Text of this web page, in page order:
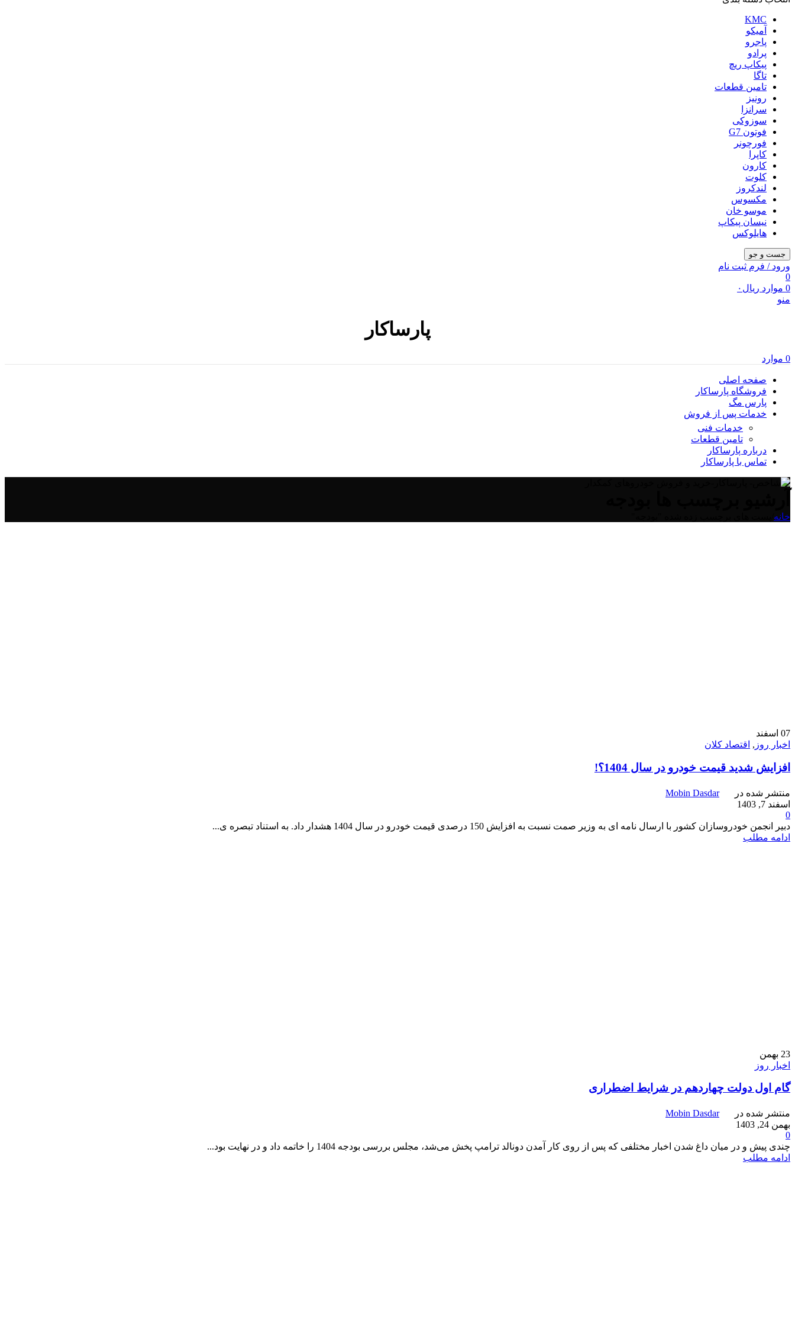
KMC
آمیکو
پاجرو
پرادو
پیکاپ ریچ
تاگا
تامین قطعات
رونیز
سرانزا
سوزوکی
فوتون G7
فورچونر
کاپرا
کارون
کلوت
لندکروز
مکسوس
موسو خان
نیسان پیکاپ
هایلوکس
جست و جو
ورود / فرم ثبت نام
0
0 موارد ریال ۰
منو
پارساکار
0 موارد
صفحه اصلی
فروشگاه پارساکار
پارس مگ
خدمات پس از فروش
خدمات فنی
تامین قطعات
درباره پارساکار
تماس با پارساکار
خانه
07 اسفند
اخبار روز , اقتصاد کلان
افزایش شدید قیمت خودرو در سال 1404؟!
منتشر شده در
Mobin Dasdar
اسفند 7, 1403
0
دبیر انجمن خودروسازان کشور با ارسال نامه ای به وزیر صمت نسبت به افزایش 150 درصدی قیمت خودرو در سال 1404 هشدار داد. به استناد تبصره ی...
ادامه مطلب
23 بهمن
اخبار روز
گام اول دولت چهاردهم در شرایط اضطراری
منتشر شده در
Mobin Dasdar
بهمن 24, 1403
0
چندی پیش و در میان داغ شدن اخبار مختلفی که پس از روی کار آمدن دونالد ترامپ پخش می‌شد، مجلس بررسی بودجه 1404 را خاتمه داد و در نهایت بود...
ادامه مطلب